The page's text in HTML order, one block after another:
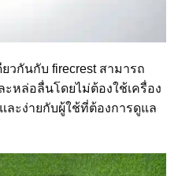
วกันกับ firecrest สามารถ
หล่อลื่นโดยไม่ต้องใช้เครื่อง
ละง่ายกับผู้ใช้ที่ต้องการดูแล